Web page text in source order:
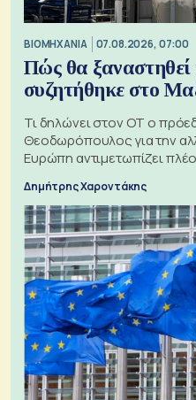
ΒΙΟΜΗΧΑΝΙΑ 07.08.2026, 07:00
Πώς θα ξαναστηθεί
συζητήθηκε στο
Τι δηλώνει στον ΟΤ ο
Θεοδωρόπουλος για την
Ευρώπη αντιμετωπίζει
Δημήτρης Χαροντάκης